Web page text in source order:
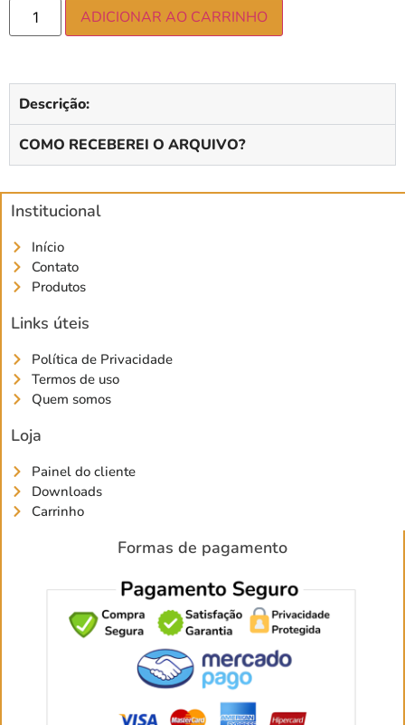
ADICIONAR AO CARRINHO
Descrição:
COMO RECEBEREI O ARQUIVO?
Institucional
Início
Contato
Produtos
Links úteis
Política de Privacidade
Termos de uso
Quem somos
Loja
Painel do cliente
Downloads
Carrinho
Formas de pagamento